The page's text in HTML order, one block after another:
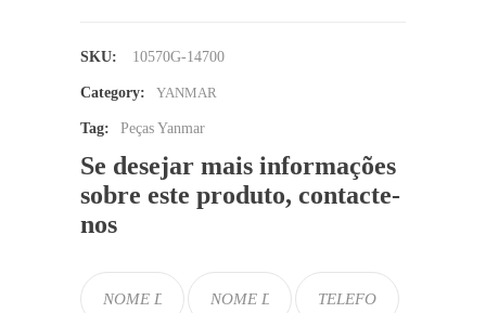
SKU: 10570G-14700
Category: YANMAR
Tag: Peças Yanmar
Se desejar mais informações
sobre este produto, contacte-
nos